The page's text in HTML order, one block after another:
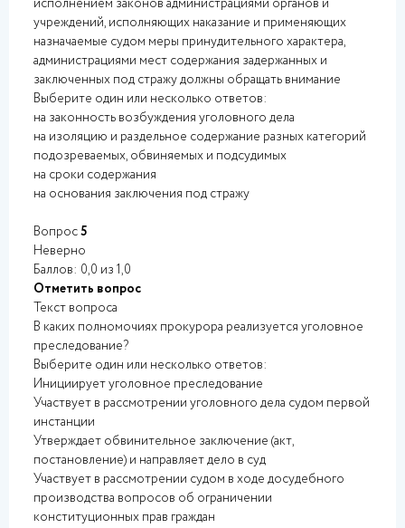
исполнением законов администрациями органов и
учреждений, исполняющих наказание и применяющих
назначаемые судом меры принудительного характера,
администрациями мест содержания задержанных и
заключенных под стражу должны обращать внимание
Выберите один или несколько ответов:
на законность возбуждения уголовного дела
на изоляцию и раздельное содержание разных категорий
подозреваемых, обвиняемых и подсудимых
на сроки содержания
на основания заключения под стражу
Вопрос5
Неверно
Баллов: 0,0 из 1,0
Отметить вопрос
Текст вопроса
В каких полномочиях прокурора реализуется уголовное
преследование?
Выберите один или несколько ответов:
Инициирует уголовное преследование
Участвует в рассмотрении уголовного дела судом первой
инстанции
Утверждает обвинительное заключение (акт,
постановление) и направляет дело в суд
Участвует в рассмотрении судом в ходе досудебного
производства вопросов об ограничении
конституционных прав граждан